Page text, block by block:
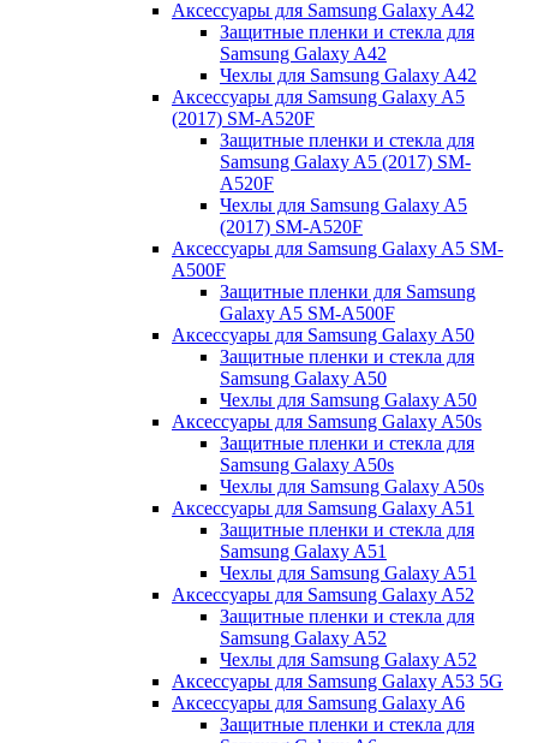
Аксессуары для Samsung Galaxy A42
Защитные пленки и стекла для
Samsung Galaxy A42
Чехлы для Samsung Galaxy A42
Аксессуары для Samsung Galaxy A5
(2017) SM-A520F
Защитные пленки и стекла для
Samsung Galaxy A5 (2017) SM-
A520F
Чехлы для Samsung Galaxy A5
(2017) SM-A520F
Аксессуары для Samsung Galaxy A5 SM-
A500F
Защитные пленки для Samsung
Galaxy A5 SM-A500F
Аксессуары для Samsung Galaxy A50
Защитные пленки и стекла для
Samsung Galaxy A50
Чехлы для Samsung Galaxy A50
Аксессуары для Samsung Galaxy A50s
Защитные пленки и стекла для
Samsung Galaxy A50s
Чехлы для Samsung Galaxy A50s
Аксессуары для Samsung Galaxy A51
Защитные пленки и стекла для
Samsung Galaxy A51
Чехлы для Samsung Galaxy A51
Аксессуары для Samsung Galaxy A52
Защитные пленки и стекла для
Samsung Galaxy A52
Чехлы для Samsung Galaxy A52
Аксессуары для Samsung Galaxy A53 5G
Аксессуары для Samsung Galaxy A6
Защитные пленки и стекла для